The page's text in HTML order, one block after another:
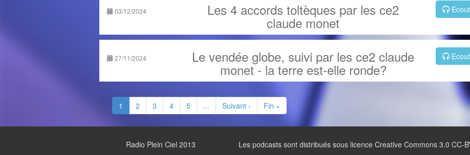
03/12/2024 Les 4 accords toltèques par les ce2
claude monet
27/11/2024 Le vendée globe, suivi par les ce2 claude
monet - la terre est-elle ronde?
1 2 3 4 5 ... Suivant › Fin »
Radio Plein Ciel 2013 Les podcasts sont distribués sous licence Creative Commons 3.0 CC-